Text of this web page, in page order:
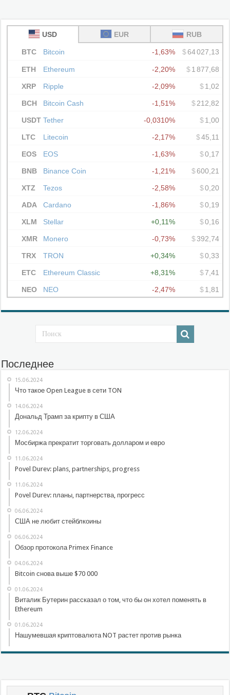
Последнее
15.06.2024
Что такое Open League в сети TON
14.06.2024
Дональд Трамп за крипту в США
12.06.2024
Мосбиржа прекратит торговать долларом и евро
11.06.2024
Povel Durev: plans, partnerships, progress
11.06.2024
Povel Durev: планы, партнерства, прогресс
06.06.2024
США не любит стейблкоины
06.06.2024
Обзор протокола Primex Finance
04.06.2024
Bitcoin снова выше $70 000
01.06.2024
Виталик Бутерин рассказал о том, что бы он хотел поменять в
Ethereum
01.06.2024
Нашумевшая криптовалюта NOT растет против рынка